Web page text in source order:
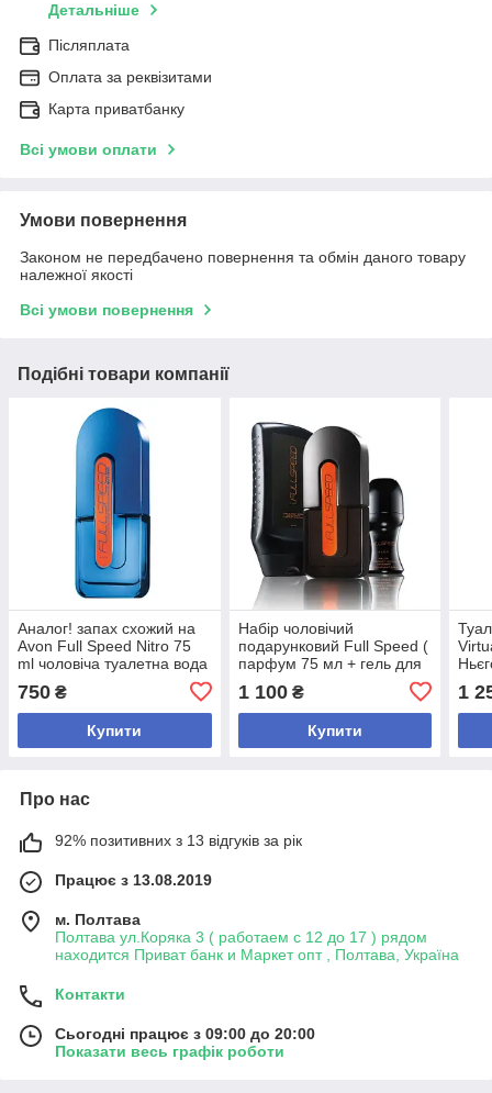
Детальніше
Післяплата
Оплата за реквізитами
Карта приватбанку
Всі умови оплати
Умови повернення
Законом не передбачено повернення та обмін даного товару
належної якості
Всі умови повернення
Подібні товари компанії
Аналог! запах схожий на
Avon Full Speed Nitro 75
ml чоловіча туалетна вода
750 ₴
Купити
Набір чоловічий
подарунковий Full Speed (
парфум 75 мл + гель для
1 100₴
Купити
1
Про нас
92% позитивних з 13 відгуків за рік
Працює з 13.08.2019
м. Полтава
Полтава ул.Коряка 3 ( работаем с 12 до 17 ) рядом
находится Приват банк и Маркет опт , Полтава, Україна
Контакти
Сьогодні працює з 09:00 до 20:00
Показати весь графік роботи